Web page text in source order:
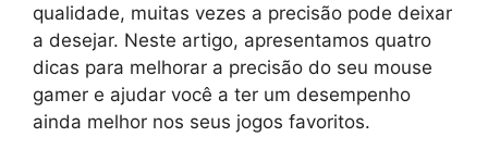
qualidade, muitas vezes a precisão pode deixar
a desejar. Neste artigo, apresentamos quatro
dicas para melhorar a precisão do seu mouse
gamer e ajudar você a ter um desempenho
ainda melhor nos seus jogos favoritos.